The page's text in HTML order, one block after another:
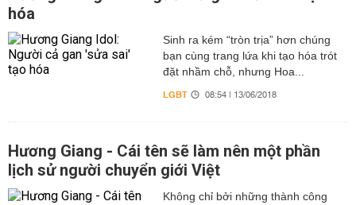
hóa
Sinh ra kém “tròn trịa” hơn chúng
bạn cùng trang lứa khi tạo hóa trót
đặt nhầm chỗ, nhưng Hoa...
LGBT 08:54 | 13/06/2018
Hương Giang - Cái tên sẽ làm nên một phần
lịch sử người chuyển giới Việt
Không chỉ bởi những thành công